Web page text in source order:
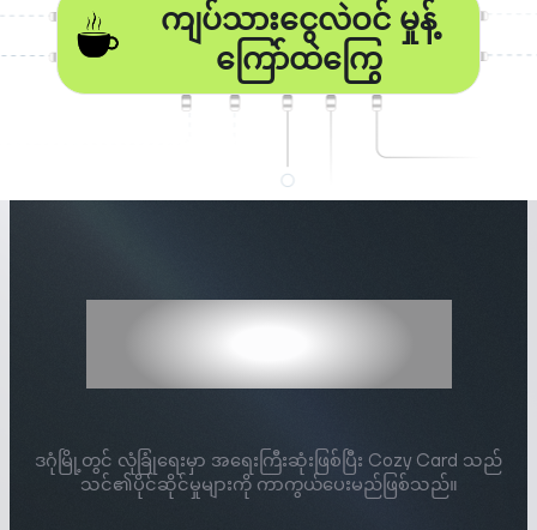
ကျပ်သားငွေလဲဝင် မှုန့်
ကြော်ထဲကြွေ
အဆင့်မြင့်လုံခြုံရေး
စိတ်နေချမ်းသာတယ်.
ဒဂုံမြို့တွင် လုံခြုံရေးမှာ အရေးကြီးဆုံးဖြစ်ပြီး Cozy Card သည်
သင်၏ပိုင်ဆိုင်မှုများကို ကာကွယ်ပေးမည်ဖြစ်သည်။